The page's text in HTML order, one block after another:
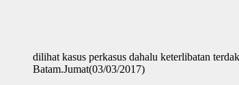
dilihat kasus perkasus dahalu keterlibatan
Batam.Jumat(03/03/2017)